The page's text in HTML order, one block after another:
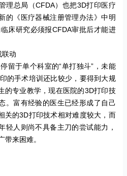
理总局（CFDA）也把3D打印医疗
的《医疗器械注册管理办法》中明
床研究必须报CFDA审批后才能进
联动
留于单个科室的“单打独斗” ，未能
的手术培训还比较少，要得到大规
的专业教学，现在医院的3D打印技
。富有经验的医生已经形成了自己
关的3D打印技术相对难度较大，而
轻人则尚不具备主刀的尝试能力，
带来困难。